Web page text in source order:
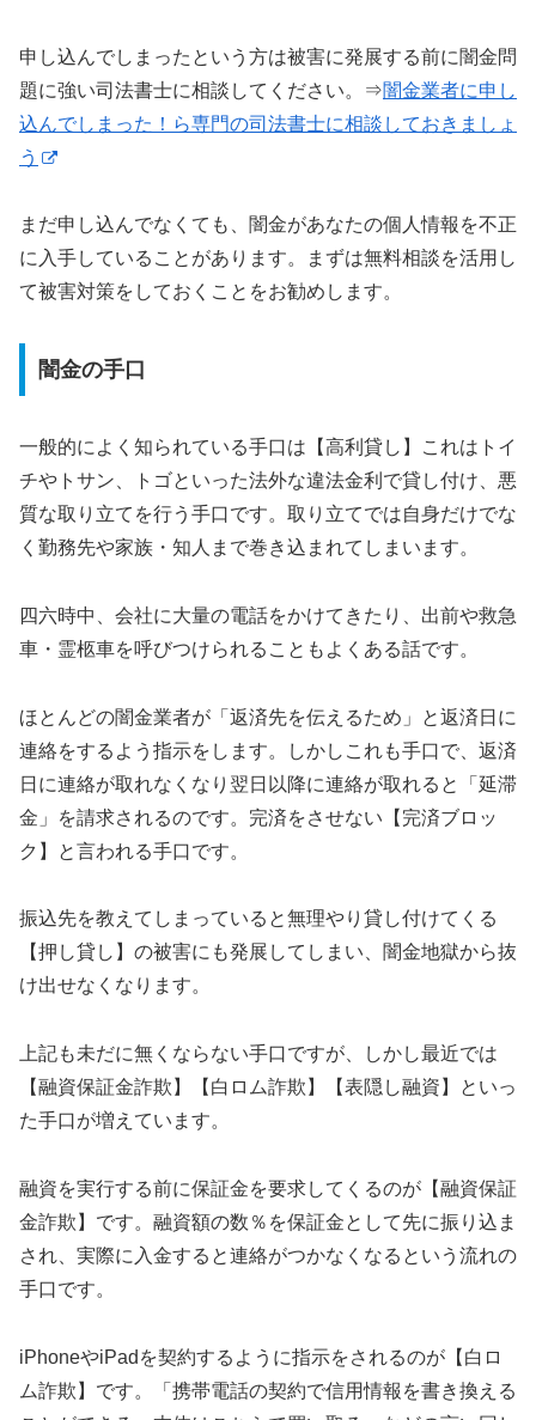
申し込んでしまったという方は被害に発展する前に闇金問
題に強い司法書士に相談してください。⇒闇金業者に申し
込んでしまった！ら専門の司法書士に相談しておきましょ
う
まだ申し込んでなくても、闇金があなたの個人情報を不正
に入手していることがあります。まずは無料相談を活用し
て被害対策をしておくことをお勧めします。
闇金の手口
一般的によく知られている手口は【高利貸し】これはトイ
チやトサン、トゴといった法外な違法金利で貸し付け、悪
質な取り立てを行う手口です。取り立てでは自身だけでな
く勤務先や家族・知人まで巻き込まれてしまいます。
四六時中、会社に大量の電話をかけてきたり、出前や救急
車・霊柩車を呼びつけられることもよくある話です。
ほとんどの闇金業者が「返済先を伝えるため」と返済日に
連絡をするよう指示をします。しかしこれも手口で、返済
日に連絡が取れなくなり翌日以降に連絡が取れると「延滞
金」を請求されるのです。完済をさせない【完済ブロッ
ク】と言われる手口です。
振込先を教えてしまっていると無理やり貸し付けてくる
【押し貸し】の被害にも発展してしまい、闇金地獄から抜
け出せなくなります。
上記も未だに無くならない手口ですが、しかし最近では
【融資保証金詐欺】【白ロム詐欺】【表隠し融資】といっ
た手口が増えています。
融資を実行する前に保証金を要求してくるのが【融資保証
金詐欺】です。融資額の数％を保証金として先に振り込ま
され、実際に入金すると連絡がつかなくなるという流れの
手口です。
iPhoneやiPadを契約するように指示をされるのが【白ロ
ム詐欺】です。「携帯電話の契約で信用情報を書き換える